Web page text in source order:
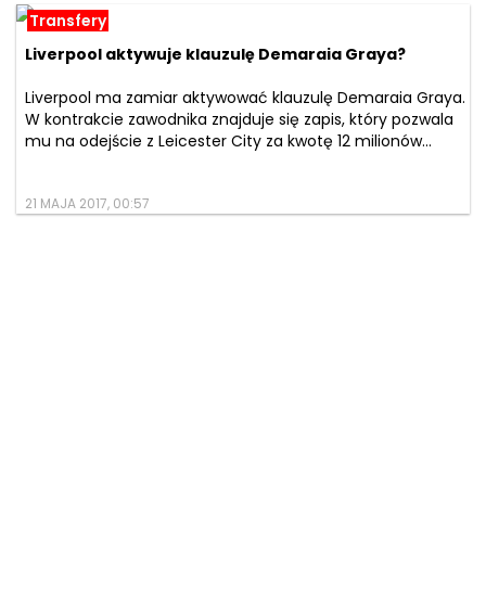
Transfery
Liverpool aktywuje klauzulę Demaraia Graya?
Liverpool ma zamiar aktywować klauzulę Demaraia Graya.
W kontrakcie zawodnika znajduje się zapis, który pozwala
mu na odejście z Leicester City za kwotę 12 milionów...
21 MAJA 2017, 00:57